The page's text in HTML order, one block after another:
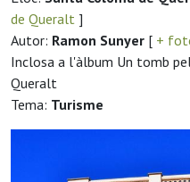
de Queralt ]
Autor: Ramon Sunyer [ +
Inclosa a l'àlbum Un tomb
Queralt
Tema: Turisme